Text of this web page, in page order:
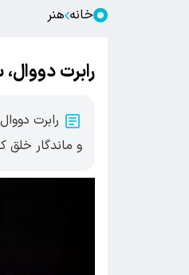
خانه هنر
رابرت
رابرت
و ماندگار خلق کرد در ۹۵